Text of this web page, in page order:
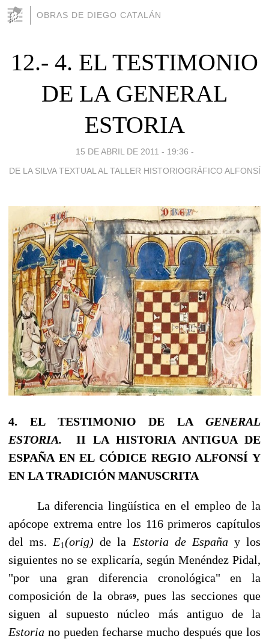
OBRAS DE DIEGO CATALÁN
12.- 4. EL TESTIMONIO
DE LA GENERAL
ESTORIA
15 DE ABRIL DE 2011 - 19:36 -
DE LA SILVA TEXTUAL AL TALLER HISTORIOGRÁFICO ALFONSÍ
4. EL TESTIMONIO DE LA GENERAL
ESTORIA.
II LA HISTORIA ANTIGUA DE
ESPAÑA EN EL CÓDICE REGIO ALFONSÍ Y
EN LA TRADICIÓN MANUSCRITA
La diferencia lingüística en el empleo de la
apócope extrema entre los 116 primeros capítulos
del ms. E1(orig)de la Estoria de España y los
siguientes no se explicaría, se­gún Menéndez Pidal,
"por una gran diferencia cronológica" en la
composición de la obra69, pues las secciones que
siguen al supuesto núcleo más antiguo de la
Estoria no pueden fecharse mucho después que los